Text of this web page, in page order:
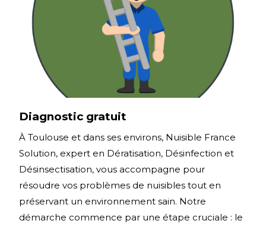
Diagnostic gratuit
À Toulouse et dans ses environs, Nuisible France
Solution, expert en Dératisation, Désinfection et
Désinsectisation, vous accompagne pour
résoudre vos problèmes de nuisibles tout en
préservant un environnement sain. Notre
démarche commence par une étape cruciale : le